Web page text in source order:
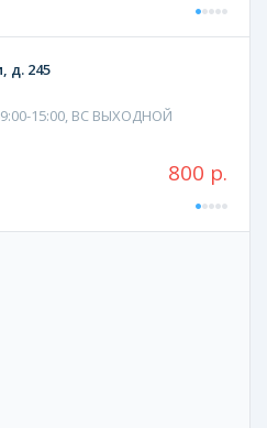
д. 245
15:00, ВС ВЫХОДНОЙ
800 р.